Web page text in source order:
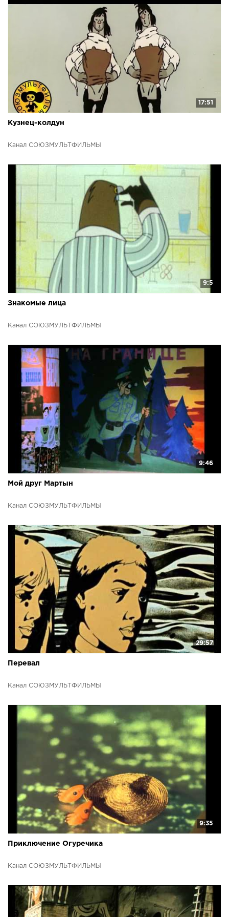
17:51
Кузнец-колдун
Канал СОЮЗМУЛЬТФИЛЬМЫ
9:5
Знакомые лица
Канал СОЮЗМУЛЬТФИЛЬМЫ
9:46
Мой друг Мартын
Канал СОЮЗМУЛЬТФИЛЬМЫ
29:57
Перевал
Канал СОЮЗМУЛЬТФИЛЬМЫ
9:35
Приключение Огуречика
Канал СОЮЗМУЛЬТФИЛЬМЫ